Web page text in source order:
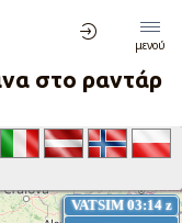
μενού
στο ραντάρ